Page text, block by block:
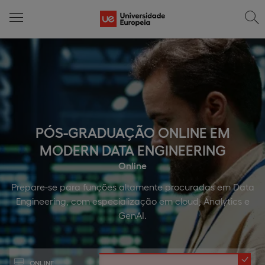
PÓS-GRADUAÇÃO ONLINE EM
MODERN DATA ENGINEERING
Online
Prepare-se para funções altamente procuradas em Data
Engineering, com especialização em cloud, Analytics e
GenAI.
ONLINE